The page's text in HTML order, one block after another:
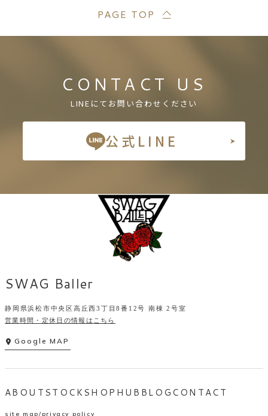
CONTACT US
LINEにてお問い合わせください
公式LINE
SWAG Baller
静岡県浜松市中央区高丘西3丁目8番12号 南棟 2号室
営業時間・定休日の情報はこちら
Google MAP
ABOUTSTOCKSHOP HUB BLOGCONTACT
site map privacy policy
PAGE TOP